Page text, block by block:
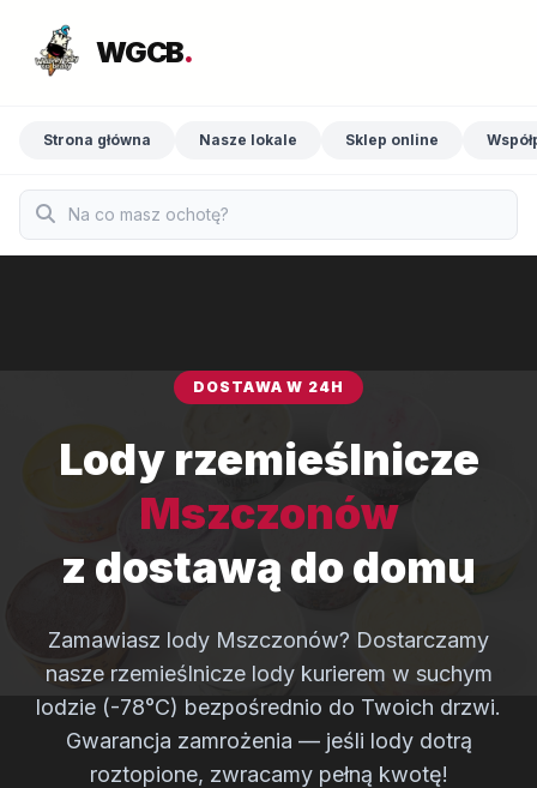
WGCB.
Strona główna Nasze lokale Sklep online
DOSTAWA W 24H
Lody rzemieślnicze
Mszczonów
z dostawą do domu
Zamawiasz lody Mszczonów? Dostarczamy
nasze rzemieślnicze lody kurierem w suchym
lodzie (-78°C) bezpośrednio do Twoich drzwi.
Gwarancja zamrożenia — jeśli lody dotrą
roztopione, zwracamy pełną kwotę!